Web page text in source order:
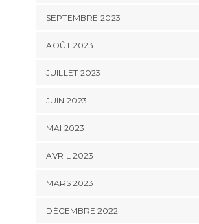
SEPTEMBRE 2023
AOÛT 2023
JUILLET 2023
JUIN 2023
MAI 2023
AVRIL 2023
MARS 2023
DÉCEMBRE 2022